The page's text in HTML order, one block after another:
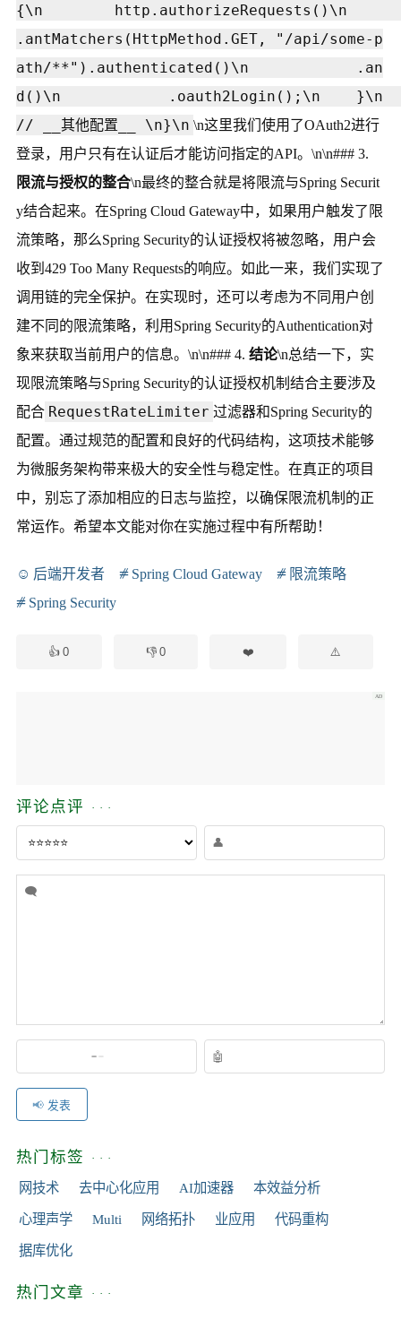
{\n        http.authorizeRequests()\n
.antMatchers(HttpMethod.GET, "/api/some-p
ath/**").authenticated()\n            .an
d()\n            .oauth2Login();\n    }\n
// __其他配置__ \n}\n \n这里我们使用了OAuth2进行
登录，用户只有在认证后才能访问指定的API。\n\n### 3.
限流与授权的整合\n最终的整合就是将限流与Spring Securit
y结合起来。在Spring Cloud Gateway中，如果用户触发了限
流策略，那么Spring Security的认证授权将被忽略，用户会
收到429 Too Many Requests的响应。如此一来，我们实现了
调用链的完全保护。在实现时，还可以考虑为不同用户创
建不同的限流策略，利用Spring Security的Authentication对
象来获取当前用户的信息。\n\n### 4. 结论\n总结一下，实
现限流策略与Spring Security的认证授权机制结合主要涉及
配合 RequestRateLimiter 过滤器和Spring Security的
配置。通过规范的配置和良好的代码结构，这项技术能够
为微服务架构带来极大的安全性与稳定性。在真正的项目
中，别忘了添加相应的日志与监控，以确保限流机制的正
常运作。希望本文能对你在实施过程中有所帮助！
后端开发者 Spring Cloud Gateway
限流策略
Spring Security
0 0